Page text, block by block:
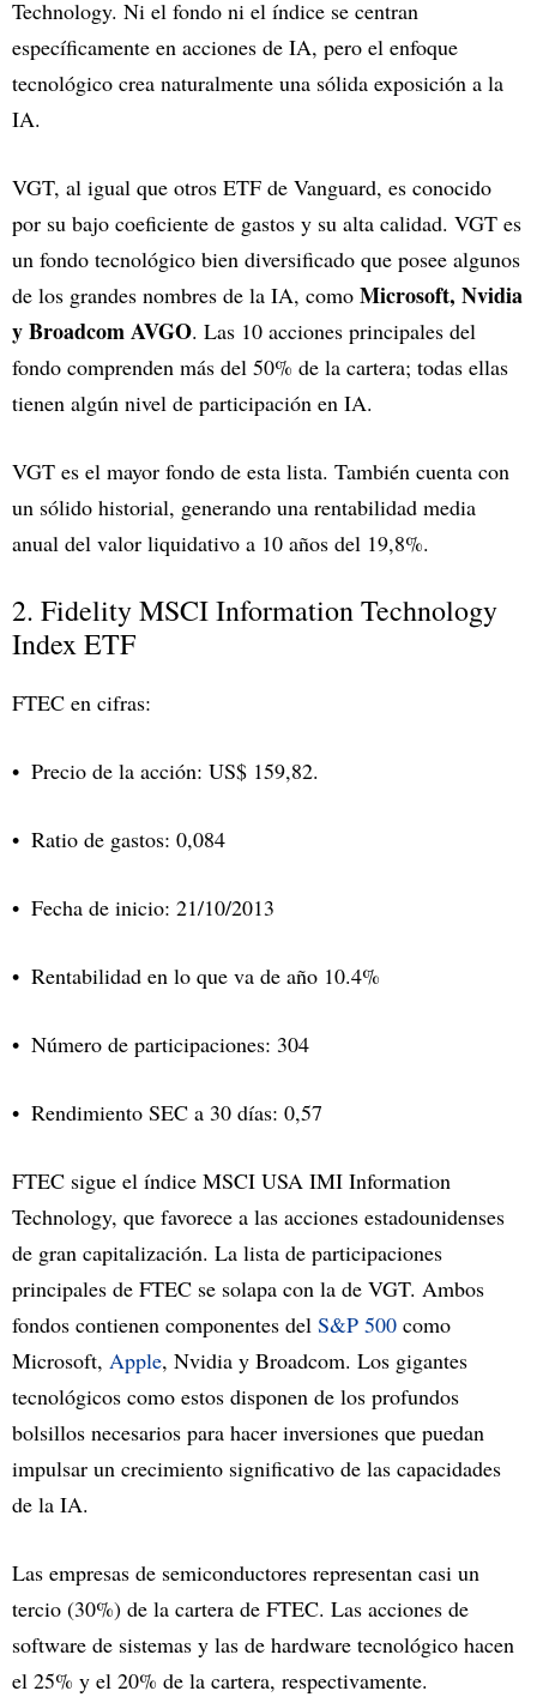
Technology. Ni el fondo ni el índice se centran
específicamente en acciones de IA, pero el enfoque
tecnológico crea naturalmente una sólida exposición a la
IA.
VGT, al igual que otros ETF de Vanguard, es conocido
por su bajo coeficiente de gastos y su alta calidad. VGT es
un fondo tecnológico bien diversificado que posee algunos
de los grandes nombres de la IA, como Microsoft, Nvidia
y Broadcom AVGO. Las 10 acciones principales del
fondo comprenden más del 50% de la cartera; todas ellas
tienen algún nivel de participación en IA.
VGT es el mayor fondo de esta lista. También cuenta con
un sólido historial, generando una rentabilidad media
anual del valor liquidativo a 10 años del 19,8%.
2. Fidelity MSCI Information Technology
Index ETF
FTEC en cifras:
Precio de la acción: US$ 159,82.
Ratio de gastos: 0,084
Fecha de inicio: 21/10/2013
Rentabilidad en lo que va de año 10.4%
Número de participaciones: 304
Rendimiento SEC a 30 días: 0,57
FTEC sigue el índice MSCI USA IMI Information
Technology, que favorece a las acciones estadounidenses
de gran capitalización. La lista de participaciones
principales de FTEC se solapa con la de VGT. Ambos
fondos contienen componentes del S&P 500 como
Microsoft, Apple, Nvidia y Broadcom. Los gigantes
tecnológicos como estos disponen de los profundos
bolsillos necesarios para hacer inversiones que puedan
impulsar un crecimiento significativo de las capacidades
de la IA.
Las empresas de semiconductores representan casi un
tercio (30%) de la cartera de FTEC. Las acciones de
software de sistemas y las de hardware tecnológico hacen
el 25% y el 20% de la cartera, respectivamente.